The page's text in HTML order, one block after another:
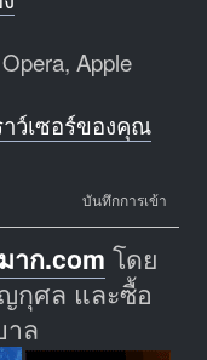
Apple
ว์เซอร์ของคุณ
บันทึกการเข้า
าก.com โดย
กุศล และซื้อ
าล